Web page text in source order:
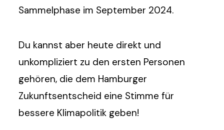
Sammelphase im September 2024.
Du kannst aber heute direkt und
unkompliziert zu den ersten Personen
gehören, die dem Hamburger
Zukunftsentscheid eine Stimme für
bessere Klimapolitik geben!